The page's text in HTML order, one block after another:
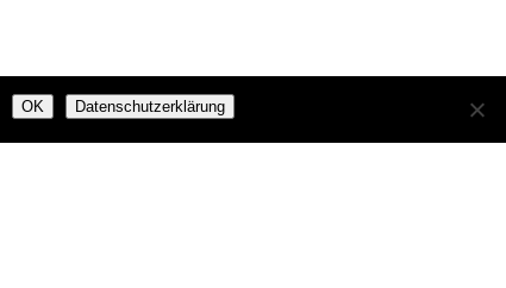
OK Datenschutzerklärung